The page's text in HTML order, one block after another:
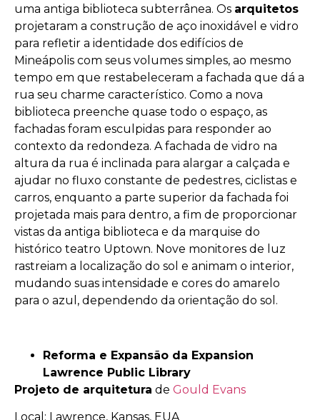
uma antiga biblioteca subterrânea. Os arquitetos
projetaram a construção de aço inoxidável e vidro
para refletir a identidade dos edifícios de
Mineápolis com seus volumes simples, ao mesmo
tempo em que restabeleceram a fachada que dá a
rua seu charme característico. Como a nova
biblioteca preenche quase todo o espaço, as
fachadas foram esculpidas para responder ao
contexto da redondeza. A fachada de vidro na
altura da rua é inclinada para alargar a calçada e
ajudar no fluxo constante de pedestres, ciclistas e
carros, enquanto a parte superior da fachada foi
projetada mais para dentro, a fim de proporcionar
vistas da antiga biblioteca e da marquise do
histórico teatro Uptown. Nove monitores de luz
rastreiam a localização do sol e animam o interior,
mudando suas intensidade e cores do amarelo
para o azul, dependendo da orientação do sol.
Reforma e Expansão da Expansion
Lawrence Public Library
Projeto de arquitetura de Gould Evans
Local: Lawrence, Kansas, EUA